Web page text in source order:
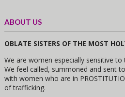
ABOUT US
OBLATE SISTERS OF THE MOST
We are women especially sensitive
We feel called, summoned and sent
with women who are in
of trafficking.